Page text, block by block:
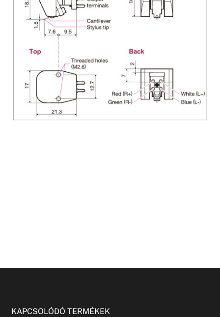
KAPCSOLÓDÓ TERMÉKEK